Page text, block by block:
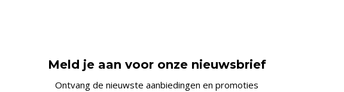
Meld je aan voor onze nieuwsbrief
Ontvang de nieuwste aanbiedingen en promoties